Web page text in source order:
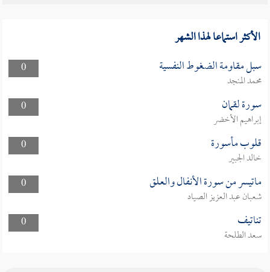
الأكثر استماعا لهذا الشهر
0 سبل مقاومة الضغوط النفسية
محمد المنجد
0
سورة لقمان
إبراهيم الأخضر
0
قلوب مأسورة
خالد الجبير
0
ماتيسر من سورة الأنفال والعلق
شعبان عبد العزيز الصياد
0
تناتيف
سعد الطلحة